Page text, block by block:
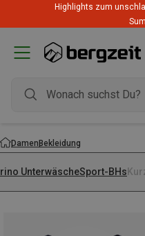
Highlights zum
DamenBekleidung
UnterwäscheSport-BHs